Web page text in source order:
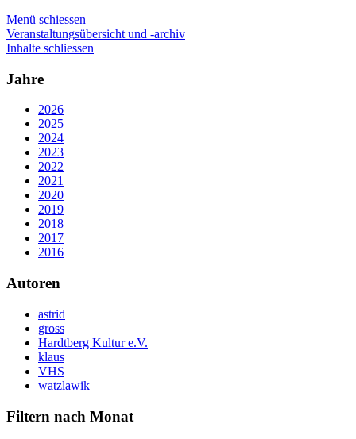
Menü schiessen
Veranstaltungsübersicht und -archiv
Inhalte schliessen
Jahre
2026
2025
2024
2023
2022
2021
2020
2019
2018
2017
2016
Autoren
astrid
gross
Hardtberg Kultur e.V.
klaus
VHS
watzlawik
Filtern nach Monat